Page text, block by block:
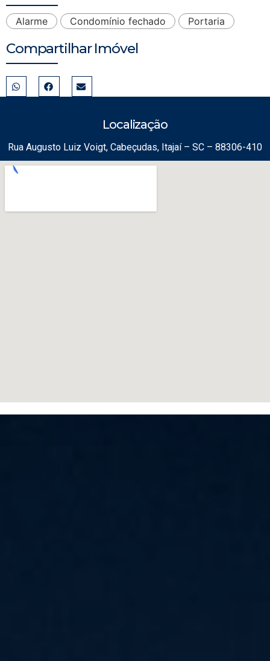
Alarme Condomínio fechado Portaria
Compartilhar Imóvel
Localização
Rua Augusto Luiz Voigt, Cabeçudas, Itajaí – SC – 88306-410